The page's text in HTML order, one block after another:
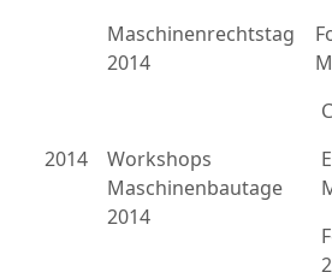
2014
Maschinenrechtstag
2014
Workshops
Maschinenbautage
2014